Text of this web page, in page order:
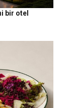
bir otel